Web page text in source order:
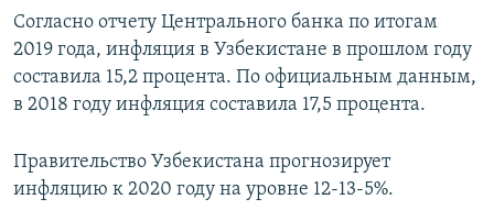
Согласно отчету Центрального банка по итогам
2019 года, инфляция в Узбекистане в прошлом году
составила 15,2 процента. По официальным данным,
в 2018 году инфляция составила 17,5 процента.
Правительство Узбекистана прогнозирует
инфляцию к 2020 году на уровне 12-13-5%.